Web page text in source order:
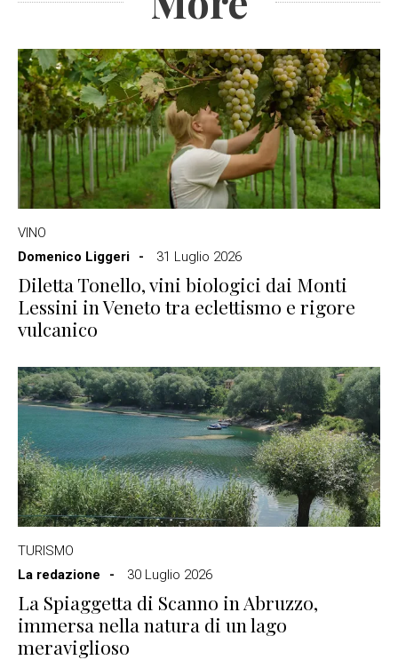
VINO
Domenico Liggeri
31 Luglio 2026
Diletta Tonello, vini biologici dai Monti
Lessini in Veneto tra eclettismo e rigore
vulcanico
TURISMO
La redazione
30 Luglio 2026
La Spiaggetta di Scanno in Abruzzo,
immersa nella natura di un lago
meraviglioso